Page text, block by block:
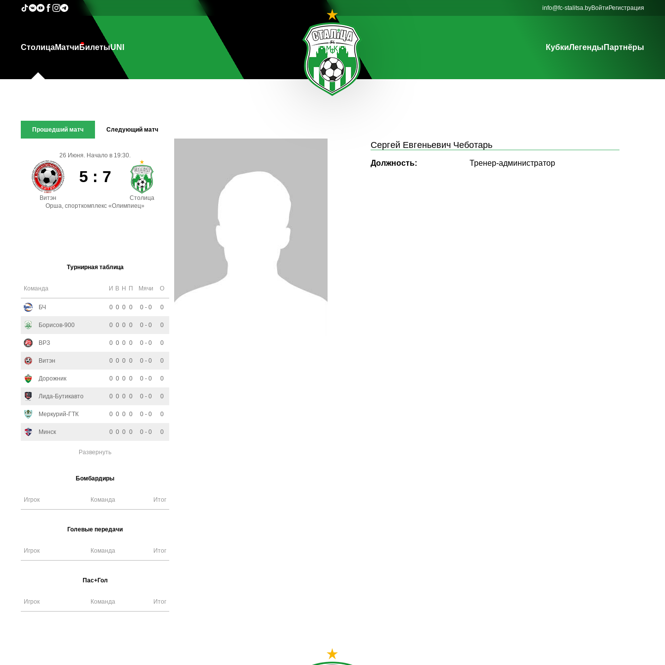
info@fc-stalitsa.byВойти Регистрация
СтолицаМатчи БилетыUNI КубкиЛегенды Партнёры
Прошедший матч Следующий матч
26 Июня. Начало в 19:30.
5 : 7
Витэн
Столица
Орша, спорткомплекс «Олимпиец»
Турнирная таблица
Команда И В Н П Мячи О
БЧ 0 0 0 0 0 - 0 0
Борисов-900 0 0 0 0 0 - 0 0
ВРЗ 0 0 0 0 0 - 0 0
Витэн 0 0 0 0 0 - 0 0
Дорожник 0 0 0 0 0 - 0 0
Лида-Бутикавто 0 0 0 0 0 - 0 0
Меркурий-ГТК 0 0 0 0 0 - 0 0
Минск 0 0 0 0 0 - 0 0
Развернуть
Бомбардиры
Игрок Команда Итог
Голевые передачи
Игрок Команда Итог
Пас+Гол
Игрок Команда Итог
Сергей Евгеньевич Чеботарь
Должность: Тренер-администратор